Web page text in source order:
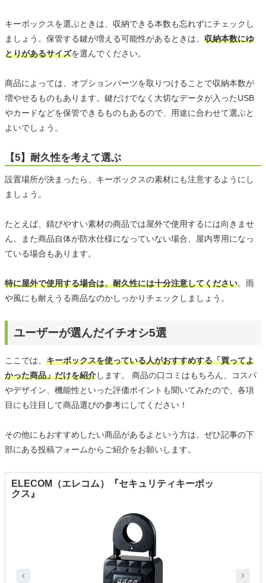
キーボックスを選ぶときは、収納できる本数も忘れずにチェックし
ましょう。保管する鍵が増える可能性があるときは、 収納本数にゆ
とりがあるサイズを選んでください。
商品によっては、オプションパーツを取りつけることで収納本数が
増やせるものもあります。鍵だけでなく大切なデータが入ったUSB
やカードなどを保管できるものもあるので、用途に合わせて選ぶと
よいでしょう。
【5】耐久性を考えて選ぶ
設置場所が決まったら、キーボックスの素材にも注意するようにし
ましょう。
たとえば、錆びやすい素材の商品では屋外で使用するには向きませ
ん。また商品自体が防水仕様になっていない場合、屋内専用になっ
ている場合もあります。
特に屋外で使用する場合は、耐久性には十分注意してください。雨
や風にも耐えうる商品なのかしっかりチェックしましょう。
ユーザーが選んだイチオシ5選
ここでは、 キーボックスを使っている人がおすすめする「買ってよ
かった商品」だけを紹介します。 商品の口コミはもちろん、コスパ
やデザイン、機能性といった評価ポイントも聞いてみたので、各項
目にも注目して商品選びの参考にしてください！
その他にもおすすめしたい商品があるよという方は、ぜひ記事の下
部にある投稿フォームからご紹介をお願いします。
ELECOM（エレコム）『セキュリティキーボッ
クス』